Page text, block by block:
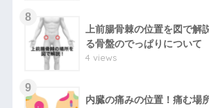
上前腸骨棘の位置を図で解
る骨盤のでっぱりについて
4 views
内臓の痛みの位置！痛む場